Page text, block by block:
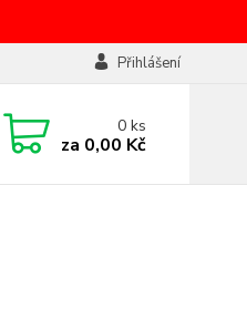
Přihlášení
0ks
za 0,00 Kč